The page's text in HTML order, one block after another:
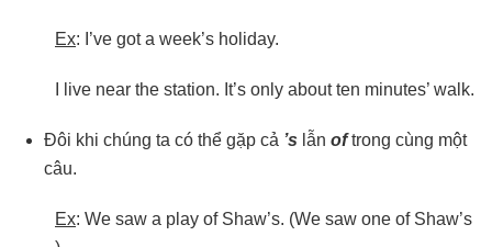
Ex: I’ve got a week’s holiday.
I live near the station. It’s only about ten minutes’ walk.
Đôi khi chúng ta có thể gặp cả ’s lẫn oftrong cùng một
câu.
Ex: We saw a play of Shaw’s. (We saw one of Shaw’s